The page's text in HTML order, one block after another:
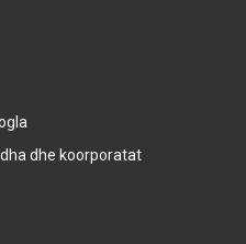
dhe koorporatat